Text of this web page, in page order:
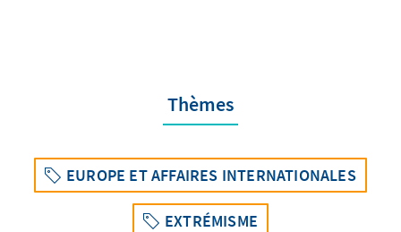
Thèmes
EUROPE ET AFFAIRES INTERNATIONALES
EXTRÉMISME